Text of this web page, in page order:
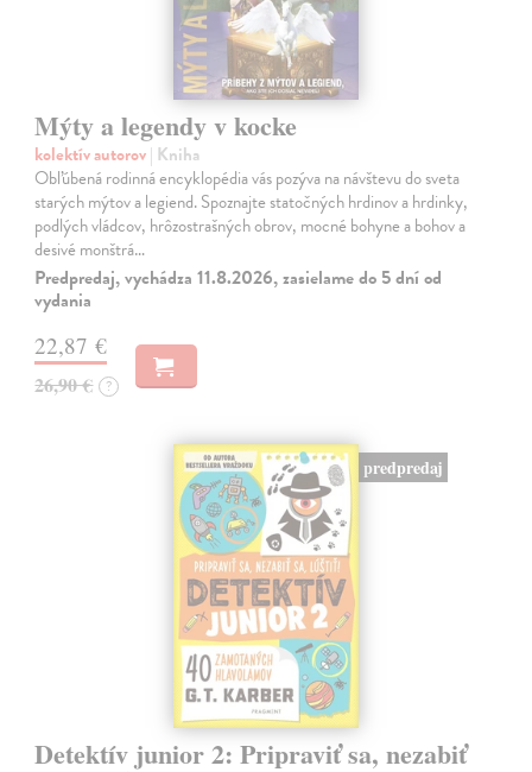
Mýty a legendy v kocke
kolektív autorov| Kniha
Obľúbená rodinná encyklopédia vás pozýva na návštevu do sveta
starých mýtov a legiend. Spoznajte statočných hrdinov a hrdinky,
podlých vládcov, hrôzostrašných obrov, mocné bohyne a bohov a
desivé monštrá…
Predpredaj, vychádza 11.8.2026, zasielame do 5 dní od
vydania
22,87 €
26,90 € ?
predpredaj
Detektív junior 2: Pripraviť sa, nezabiť